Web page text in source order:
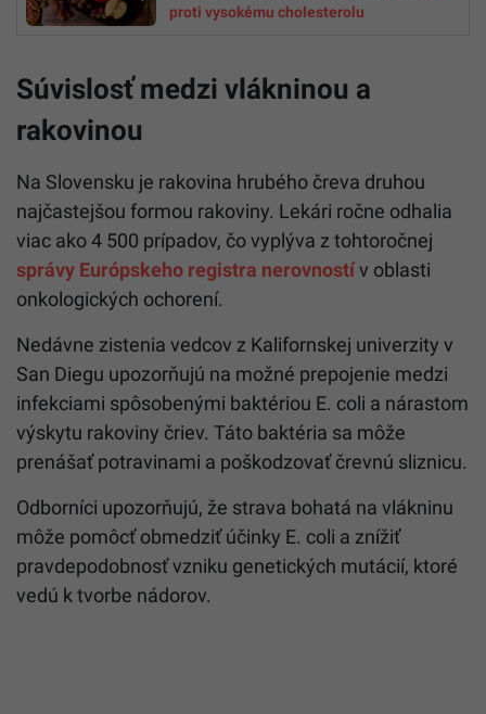
proti vysokému cholesterolu
Súvislosť medzi vlákninou a
rakovinou
Na Slovensku je rakovina hrubého čreva druhou
najčastejšou formou rakoviny. Lekári ročne odhalia
viac ako 4 500 prípadov, čo vyplýva z tohtoročnej
správy Európskeho registra nerovnostív oblasti
onkologických ochorení.
Nedávne zistenia vedcov z Kalifornskej univerzity v
San Diegu upozorňujú na možné prepojenie medzi
infekciami spôsobenými baktériou E. coli a nárastom
výskytu rakoviny čriev. Táto baktéria sa môže
prenášať potravinami a poškodzovať črevnú sliznicu.
Odborníci upozorňujú, že strava bohatá na vlákninu
môže pomôcť obmedziť účinky E. coli a znížiť
pravdepodobnosť vzniku genetických mutácií, ktoré
vedú k tvorbe nádorov.